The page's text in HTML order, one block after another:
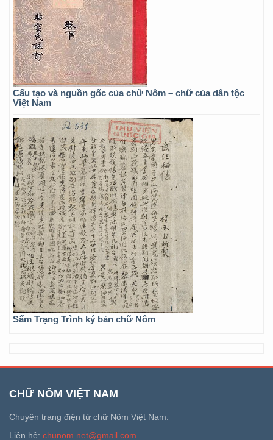
Cấu tạo và nguồn gốc của chữ Nôm – chữ của dân tộc
Việt Nam
Sấm Trạng Trình ký bản chữ Nôm
CHỮ NÔM VIỆT NAM
Chuyên trang điện tử chữ Nôm Việt Nam.
Liên hệ: chunom.net@gmail.com